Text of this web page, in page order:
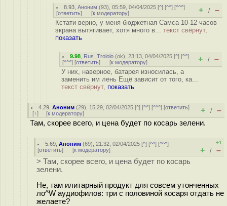
8.93 ,Аноним (93), 05:59, 04/04/2025 [^] [^^] [^^^]
[ответить] [к модератору] + / –
Кстати верно, у меня бюджетная Самса 10-12 часов
экрана вытягивает, хотя много в... текст свёрнут,
показать
9.98 Rus_Trololo (ok), 23:13, 04/04/2025 [^] [^^]
[^^^] [ответить] [к модератору] + / –
У них, наверное, батарея износилась, а
заменить им лень Ещё зависит от того, ка...
текст свёрнут, показать
4.29 ,Аноним (29), 15:29, 02/04/2025 [^] [^^] [^^^] [ответить]
[↑] [к модератору] + / –
Там, скорее всего, и цена будет по косарь зелени.
5.69 ,Аноним (69), 21:32, 02/04/2025 [^] [^^] [^^^]
[ответить] [к модератору]
+1
+ / –
> Там, скорее всего, и цена будет по косарь
зелени.
Не, там илитарный продукт для совсем утонченных
ло^W аудиофилов: три с половиной косаря отдать не
желаете?